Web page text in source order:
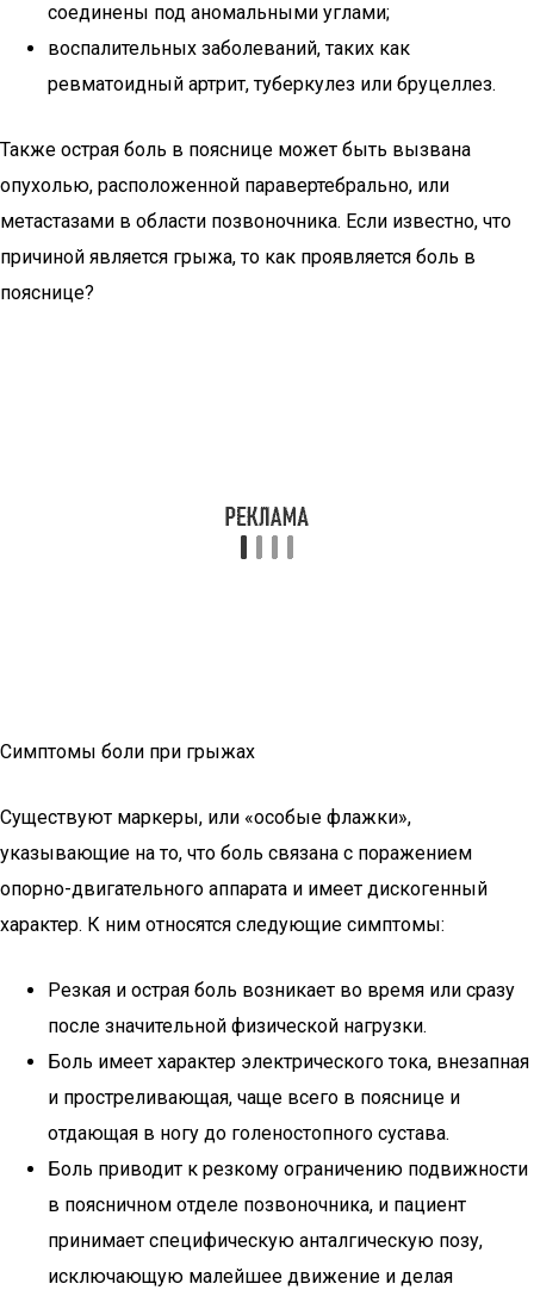
соединены под аномальными углами;
воспалительных заболеваний, таких как
ревматоидный артрит, туберкулез или бруцеллез.
Также острая боль в пояснице может быть вызвана
опухолью, расположенной паравертебрально, или
метастазами в области позвоночника. Если известно, что
причиной является грыжа, то как проявляется боль в
пояснице?
Симптомы боли при грыжах
Существуют маркеры, или «особые флажки»,
указывающие на то, что боль связана с поражением
опорно-двигательного аппарата и имеет дискогенный
характер. К ним относятся следующие симптомы:
Резкая и острая боль возникает во время или сразу
после значительной физической нагрузки.
Боль имеет характер электрического тока, внезапная
и простреливающая, чаще всего в пояснице и
отдающая в ногу до голеностопного сустава.
Боль приводит к резкому ограничению подвижности
в поясничном отделе позвоночника, и пациент
принимает специфическую анталгическую позу,
исключающую малейшее движение и делая